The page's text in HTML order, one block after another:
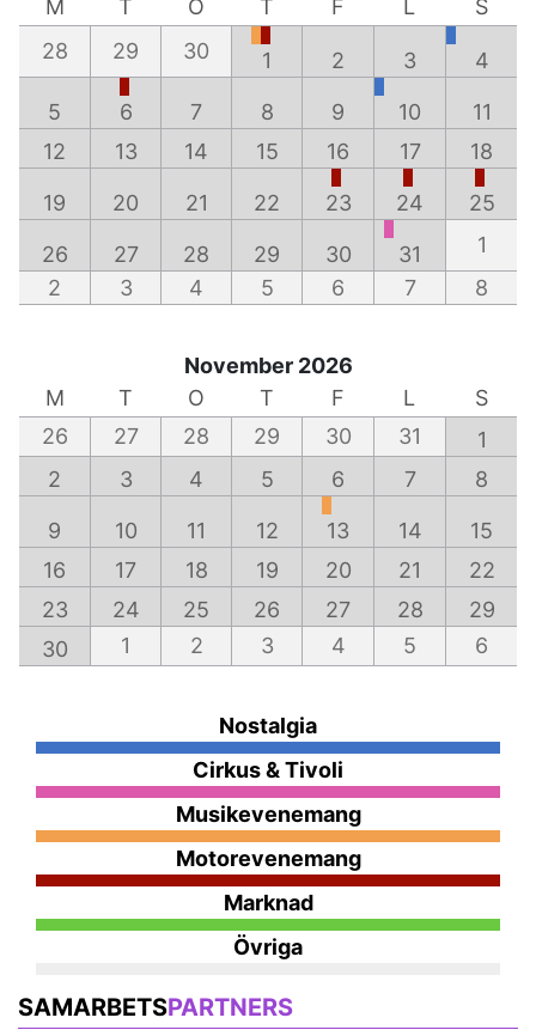
M
T O T F L
S
28
29 30 1 2 3 4
5 6 7 8 9 10
11
12
13 14 15 16 17 18
19 20 21 22 23 24 25
26 27 28 29 30 31
1
2
3 4 5 6 7 8
November 2026
M
T O T F L
S
26
27 28 29 30 31
1
2
3 4 5 6 7 8
9 10 11 12 13 14
15
16
17 18 19 20 21
22
23
24 25 26 27 28
29
30
1 2 3 4 5 6
Nostalgia
Cirkus & Tivoli
Musikevenemang
Motorevenemang
Marknad
Övriga
SAMARBETSPARTNERS